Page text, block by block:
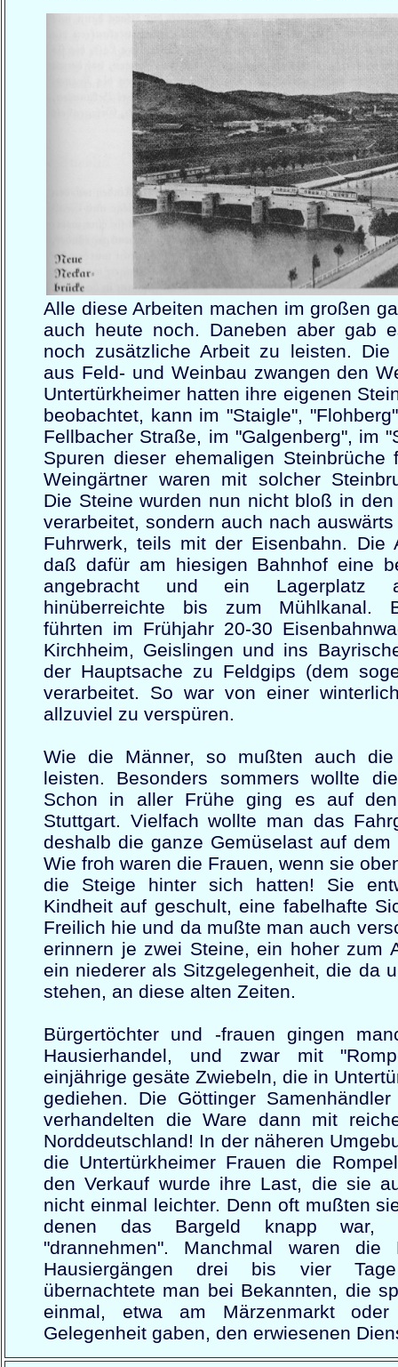
Alle diese Arbeiten machen im großen
auch heute noch. Daneben aber gab
noch zusätzliche Arbeit zu leisten. Die
aus Feld- und Weinbau zwangen den
Untertürkheimer hatten ihre eigenen
beobachtet, kann im "Staigle",
Fellbacher Straße, im "Galgenberg", im
Spuren dieser ehemaligen Steinbrüche
Weingärtner waren mit solcher
Die Steine wurden nun nicht bloß in
verarbeitet, sondern auch nach
Fuhrwerk, teils mit der Eisenbahn. Die
daß dafür am hiesigen Bahnhof eine
angebracht und ein Lagerplatz
hinüberreichte bis zum Mühlkanal.
führten im Frühjahr 20-30
Kirchheim, Geislingen und ins
der Hauptsache zu Feldgips (dem
verarbeitet. So war von einer
allzuviel zu verspüren.
Wie die Männer, so mußten auch
leisten. Besonders sommers wollte
Schon in aller Frühe ging es auf den
Stuttgart. Vielfach wollte man das
deshalb die ganze Gemüselast auf
Wie froh waren die Frauen, wenn sie
die Steige hinter sich hatten! Sie
Kindheit auf geschult, eine fabelhafte
Freilich hie und da mußte man auch
erinnern je zwei Steine, ein hoher zum
ein niederer als Sitzgelegenheit, die da
stehen, an diese alten Zeiten.
Bürgertöchter und -frauen gingen
Hausierhandel, und zwar mit
einjährige gesäte Zwiebeln, die in
gediehen. Die Göttinger
verhandelten die Ware dann mit
Norddeutschland! In der näheren
die Untertürkheimer Frauen die
den Verkauf wurde ihre Last, die sie
nicht einmal leichter. Denn oft mußten
denen das Bargeld knapp war,
"drannehmen". Manchmal waren
Hausiergängen drei bis vier
übernachtete man bei Bekannten, die
einmal, etwa am Märzenmarkt
Gelegenheit gaben, den erwiesenen